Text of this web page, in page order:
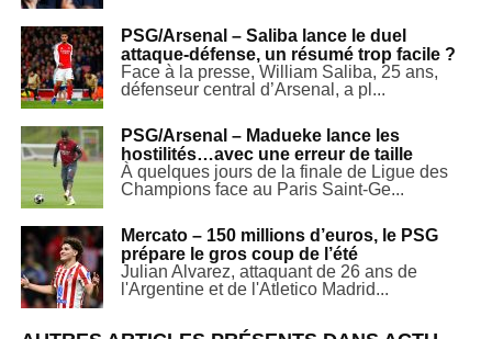
PSG/Arsenal – Saliba lance le duel
attaque-défense, un résumé trop facile ?
Face à la presse, William Saliba, 25 ans,
défenseur central d’Arsenal, a pl...
PSG/Arsenal – Madueke lance les
hostilités…avec une erreur de taille
À quelques jours de la finale de Ligue des
Champions face au Paris Saint-Ge...
Mercato – 150 millions d’euros, le PSG
prépare le gros coup de l’été
Julian Alvarez, attaquant de 26 ans de
l'Argentine et de l'Atletico Madrid...